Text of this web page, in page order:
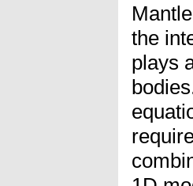
the
plays